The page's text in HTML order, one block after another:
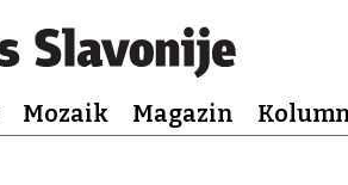
Mozaik Magazin